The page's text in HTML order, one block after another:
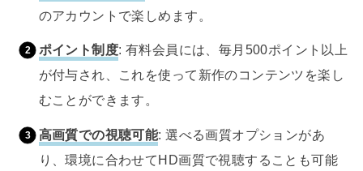
のアカウントで楽しめます。
ポイント制度: 有料会員には、毎月500ポイント以上
が付与され、これを使って新作のコンテンツを楽し
むことができます。
高画質での視聴可能: 選べる画質オプションがあ
り、環境に合わせてHD画質で視聴することも可能